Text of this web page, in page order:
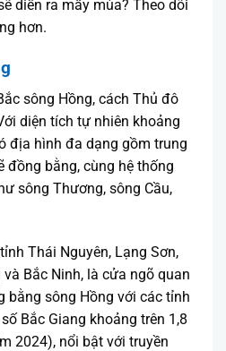
diễn ra mấy mùa? Theo dõi
hơn.
sông Hồng, cách Thủ đô
diện tích tự nhiên khoảng
địa hình đa dạng gồm trung
đồng bằng, cùng hệ thống
sông Thương, sông Cầu,
Thái Nguyên, Lạng Sơn,
Bắc Ninh, là cửa ngõ quan
bằng sông Hồng với các tỉnh
Bắc Giang khoảng trên 1,8
2024), nổi bật với truyền